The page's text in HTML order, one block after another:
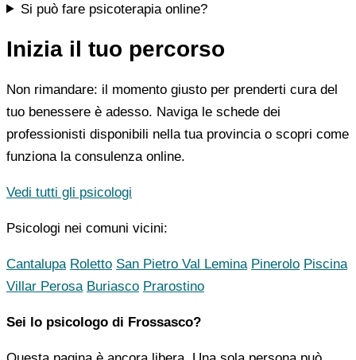
Si può fare psicoterapia online?
Inizia il tuo percorso
Non rimandare: il momento giusto per prenderti cura del
tuo benessere è adesso. Naviga le schede dei
professionisti disponibili nella tua provincia o scopri come
funziona la consulenza online.
Vedi tutti gli psicologi
Psicologi nei comuni vicini:
Cantalupa Roletto San Pietro Val Lemina Pinerolo Piscina
Villar Perosa Buriasco Prarostino
Sei lo psicologo di Frossasco?